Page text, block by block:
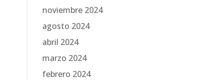
noviembre 2024
agosto 2024
abril 2024
marzo 2024
febrero 2024